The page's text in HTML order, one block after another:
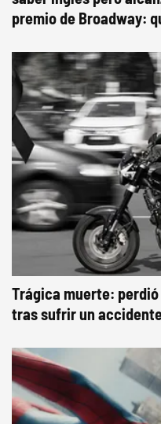
premio de Broadway:
Trágica muerte:
tras sufrir un